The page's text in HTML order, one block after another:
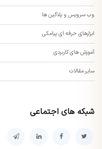
وب سرویس و پلاگین ها
ابزارهای حرفه ای پیامکی
آموزش های کاربردی
سایر مقالات
شبکه های اجتماعی